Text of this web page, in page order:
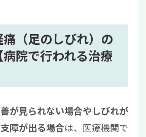
動
のしびれ）を治すときの注意
た治療を行う
のしびれ）の治し方に関して
（足のしびれ）の
院で行われる治療
が見られない場合やしびれが
障が出る場合は、医療機関で